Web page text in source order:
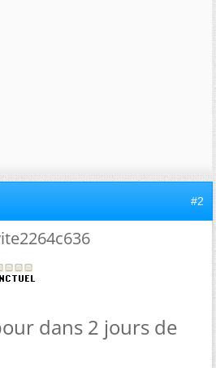
#2
dans 2 jours de